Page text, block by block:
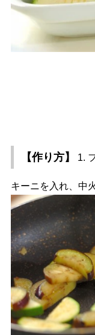
【作り方】 1.
キーニを入れ、中